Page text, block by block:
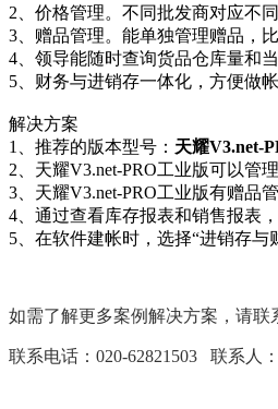
2、价格管理。不同批发商对应不同
3、赠品管理。能单独管理赠品，
4、领导能随时查询货品仓库量和当
5、财务与进销存一体化，方便做帐
解决方案
1、推荐的版本型号： 天耀V3.net-
2、 天耀V3.net-PRO工业版可以管
3、 天耀V3.net-PRO工业版有赠品
4、通过查看库存报表和销售报表
5、在软件建帐时，选择“进销存与
如需了解更多案例解决方案，请
联系电话： 020-62821503 联系人